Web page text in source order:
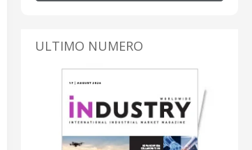
ULTIMO NUMERO